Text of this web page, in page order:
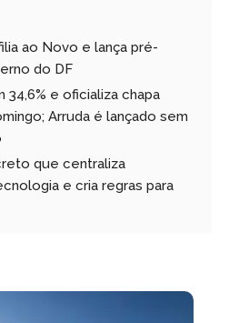
ao Novo e lança pré-
do DF
34,6% e oficializa chapa
Arruda é lançado sem
que centraliza
e cria regras para